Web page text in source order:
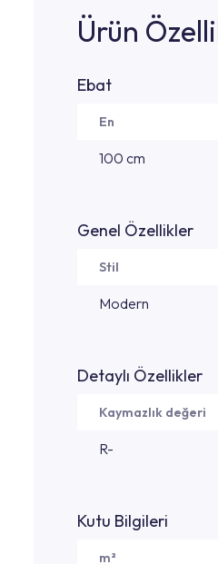
Ürün
Ebat
En
100 cm
Genel Özellikler
Stil
Modern
Detaylı Özellikler
Kaymazlık değeri
R-
Kutu Bilgileri
m²